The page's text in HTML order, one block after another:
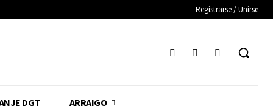
Registrarse / Unirse
DGT ARRAIGO